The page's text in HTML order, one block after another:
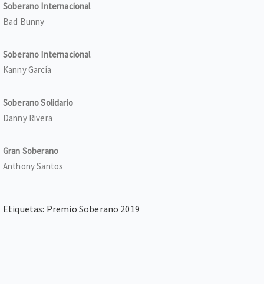
Soberano Internacional
Bad Bunny
Soberano Internacional
Kanny García
Soberano Solidario
Danny Rivera
Gran Soberano
Anthony Santos
Etiquetas: Premio Soberano 2019